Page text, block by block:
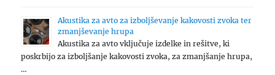
Akustika za avto za izboljševanje kakovosti zvoka ter
zmanjševanje hrupa
Akustika za avto vključuje izdelke in rešitve, ki
poskrbijo za izboljšanje kakovosti zvoka, za zmanjšanje hrupa,
…